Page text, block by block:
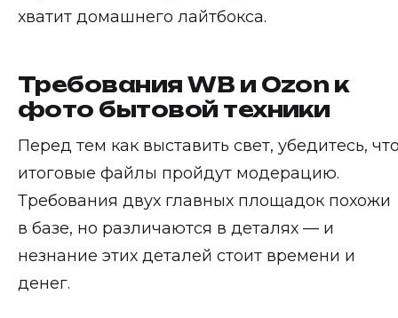
хватит домашнего лайтбокса.
Требования WB и Ozon к
фото бытовой техники
Перед тем как выставить свет, убедитесь,
итоговые файлы пройдут модерацию.
Требования двух главных площадок похожи
в базе, но различаются в деталях — и
незнание этих деталей стоит времени и
денег.